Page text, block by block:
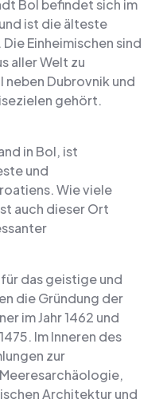
Bol befindet sich im
ist die älteste
Einheimischen sind
aller Welt zu
Dubrovnik und
gehört.
in Bol, ist
und
Wie viele
auch dieser Ort
das geistige und
die Gründung der
im Jahr 1462 und
Im Inneren des
zur
Architektur und